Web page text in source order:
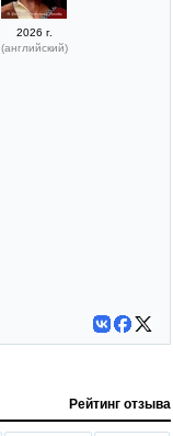
2026 г.
(английский)
Рейтинг отзыва